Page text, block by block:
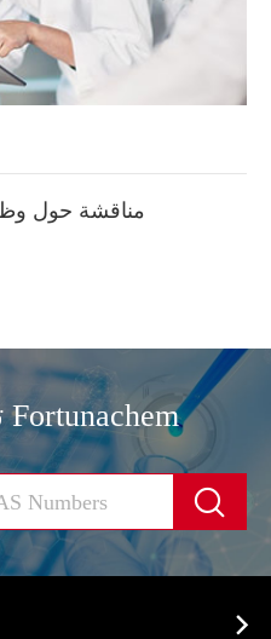
مناقشة حول
تصفح بواسطة Fortunachem

